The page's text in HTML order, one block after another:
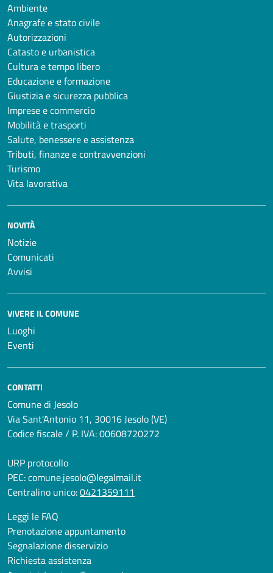
Ambiente
Anagrafe e stato civile
Autorizzazioni
Catasto e urbanistica
Cultura e tempo libero
Educazione e formazione
Giustizia e sicurezza pubblica
Imprese e commercio
Mobilità e trasporti
Salute, benessere e assistenza
Tributi, finanze e contravvenzioni
Turismo
Vita lavorativa
NOVITÀ
Notizie
Comunicati
Avvisi
VIVERE IL COMUNE
Luoghi
Eventi
CONTATTI
Comune di Jesolo
Via Sant'Antonio 11, 30016 Jesolo (VE)
Codice fiscale / P. IVA: 00608720272
URP protocollo
PEC:comune.jesolo@legalmail.it
Centralino unico:0421359111
Leggi le FAQ
Prenotazione appuntamento
Segnalazione disservizio
Richiesta assistenza